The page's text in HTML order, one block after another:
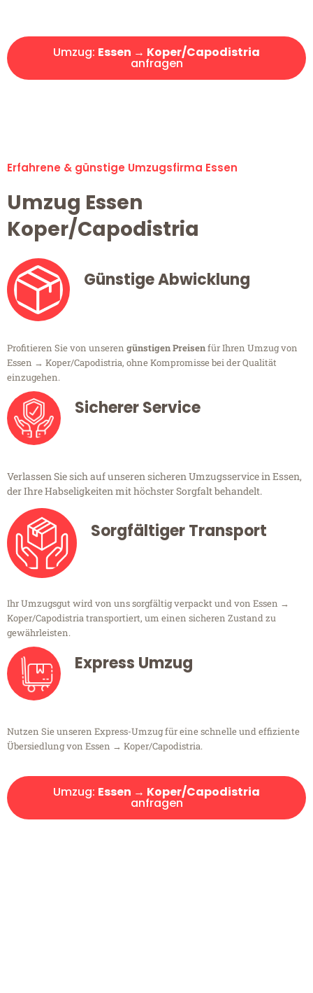
Umzug: Essen → Koper/Capodistria
anfragen
Erfahrene & günstige Umzugsfirma Essen
Umzug Essen
Koper/Capodistria
Günstige Abwicklung
Profitieren Sie von unseren günstigen Preisenfür Ihren Umzug von
Essen → Koper/Capodistria, ohne Kompromisse bei der Qualität
einzugehen.
Sicherer Service
Verlassen Sie sich auf unseren sicheren Umzugsservice in Essen,
der Ihre Habseligkeiten mit höchster Sorgfalt behandelt.
Sorgfältiger Transport
Ihr Umzugsgut wird von uns sorgfältig verpackt und von Essen →
Koper/Capodistria transportiert, um einen sicheren Zustand zu
gewährleisten.
Express Umzug
Nutzen Sie unseren Express-Umzug für eine schnelle und effiziente
Übersiedlung von Essen → Koper/Capodistria.
Umzug: Essen → Koper/Capodistria
anfragen